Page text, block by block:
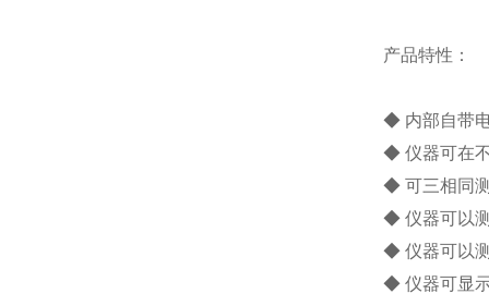
产品特性：
◆ 内部自带
◆ 仪器可在
◆ 可三相同
◆ 仪器可以
◆ 仪器可以
◆ 仪器可显